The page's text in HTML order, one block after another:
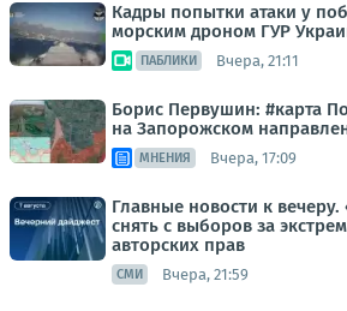
Кадры попытки атаки у
морским дроном ГУР
ПАБЛИКИ Вчера, 21:11
Борис Первушин: #карта
на Запорожском
МНЕНИЯ Вчера, 17:09
Главные новости к
снять с выборов за
авторских прав
СМИ Вчера, 21:59